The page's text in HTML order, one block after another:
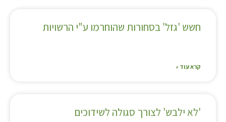
חשש 'גזל' בסחורות שהוחרמו ע"י הרשויות
קרא עוד »
'לא ילבש' לצורך סגולה לשידוכים